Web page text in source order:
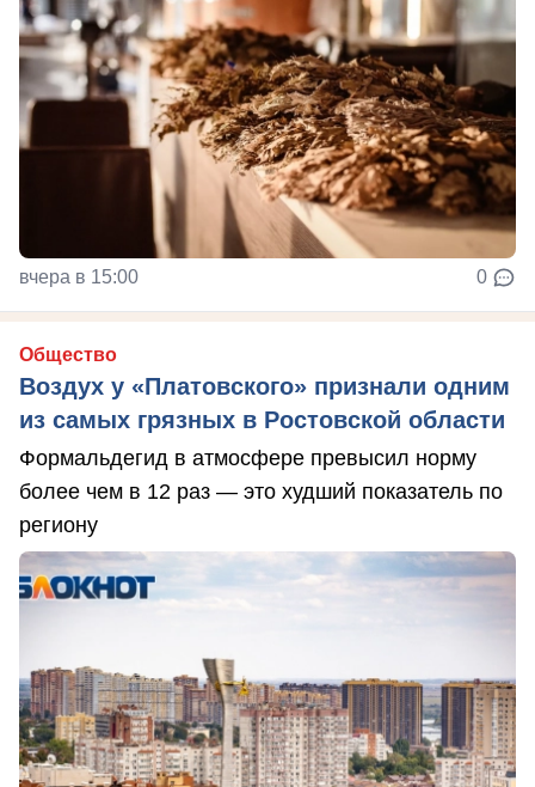
вчера в 15:00 0
Общество
Воздух у «Платовского» признали одним
из самых грязных в Ростовской области
Формальдегид в атмосфере превысил норму
более чем в 12 раз — это худший показатель по
региону